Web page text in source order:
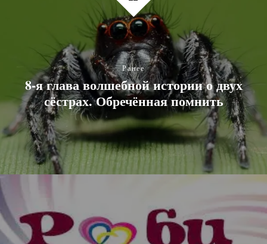
Ранее
8-я глава волшебной истории о двух
сёстрах. Обречённая помнить